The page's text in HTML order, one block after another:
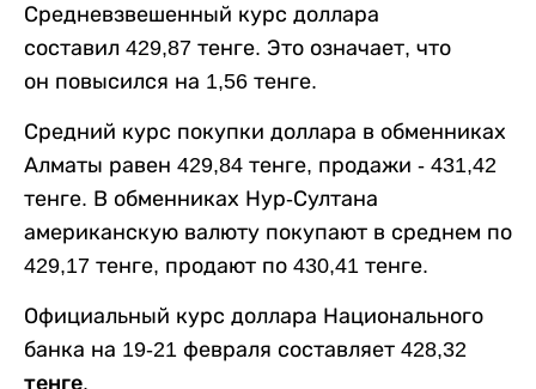
Средневзвешенный курс доллара
составил 429,87 тенге. Это означает, что
он повысился на 1,56 тенге.
Средний курс покупки доллара в обменниках
Алматы равен 429,84 тенге, продажи - 431,42
тенге. В обменниках Нур-Султана
американскую валюту покупают в среднем по
429,17 тенге, продают по 430,41 тенге.
Официальный курс доллара Национального
банка на 19-21 февраля составляет 428,32
тенге.